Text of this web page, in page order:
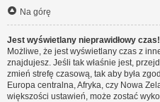
Na górę
Jest wyświetlany nieprawidłowy czas!
Możliwe, że jest wyświetlany czas z
znajdujesz. Jeśli tak właśnie jest,
zmień strefę czasową, tak aby była
Europa centralna, Afryka, czy Nowa
większości ustawień, może zostać